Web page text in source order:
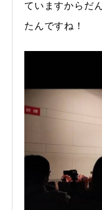
ていますからだ
たんですね！